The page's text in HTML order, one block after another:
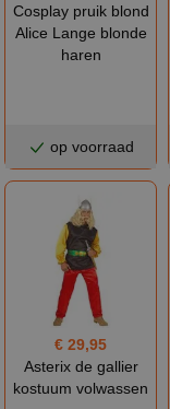
Cosplay pruik blond
Alice Lange blonde
haren
op voorraad
€ 29,95
Asterix de gallier
kostuum volwassen